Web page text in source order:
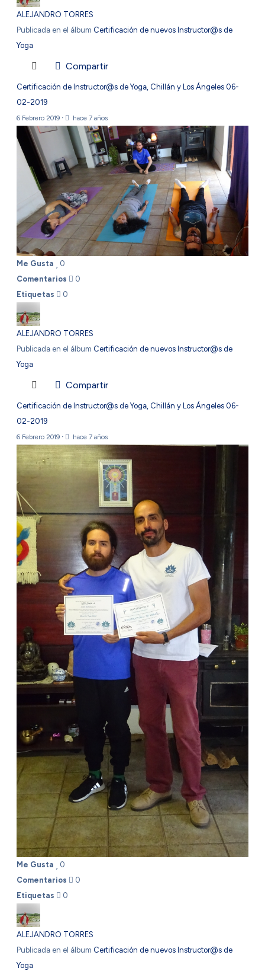
ALEJANDRO TORRES
Publicada en el álbum Certificación de nuevos Instructor@s de
Yoga
Compartir
Certificación de Instructor@s de Yoga, Chillán y Los Ángeles 06-
02-2019
6 Febrero 2019 · hace 7 años
Me Gusta
0
Comentarios
0
Etiquetas
0
ALEJANDRO TORRES
Publicada en el álbum Certificación de nuevos Instructor@s de
Yoga
Compartir
Certificación de Instructor@s de Yoga, Chillán y Los Ángeles 06-
02-2019
6 Febrero 2019 · hace 7 años
Me Gusta
0
Comentarios
0
Etiquetas
0
ALEJANDRO TORRES
Publicada en el álbum Certificación de nuevos Instructor@s de
Yoga